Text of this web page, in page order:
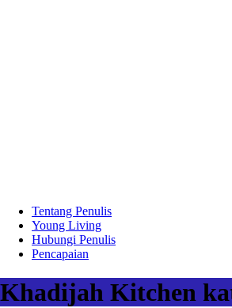
Tentang Penulis
Young Living
Hubungi Penulis
Pencapaian
Khadijah Kitchen